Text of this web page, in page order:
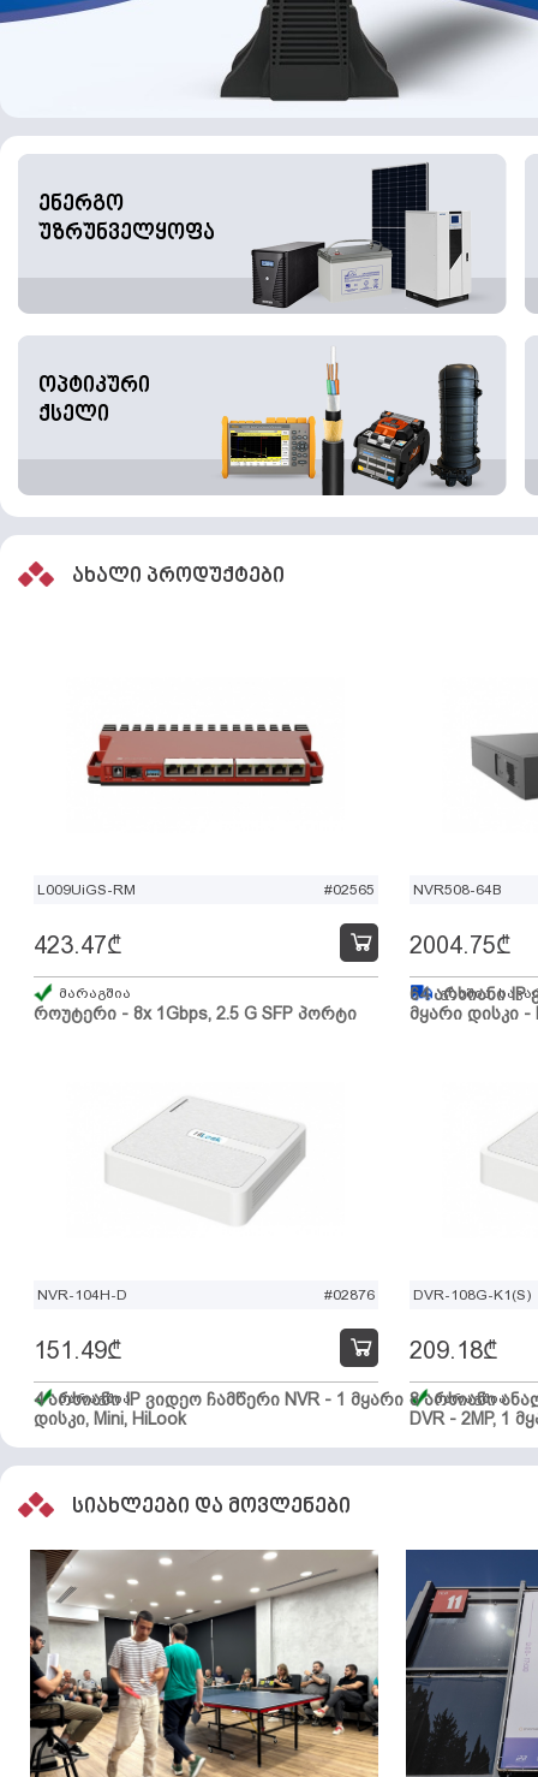
ენერგო
უზრუნველყოფა
ოპტიკური
ქსელი
ახალი პროდუქტები
L009UiGS-RM #02565
როუტერი - 8x 1Gbps, 2.5 G SFP პორტი
423.47₾
მარაგშია
NVR508-64B
64 არხიანი IP
მყარი დისკი -
2004.75₾
გზაშია,
NVR-104H-D #02876
4 არხიანი IP ვიდეო ჩამწერი NVR - 1 მყარი
დისკი, Mini, HiLook
151.49₾
მარაგშია
DVR-108G-K1(S)
8 არხიანი
DVR - 2MP, 1
209.18₾
მარაგშია
სიახლეები და მოვლენები